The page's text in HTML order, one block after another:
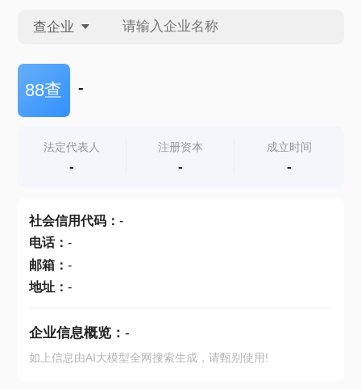
查企业
查企业
查产地
88查 -
法定代表人
-
注册资本
-
成立时间
-
社会信用代码： -
电话： -
邮箱： -
地址： -
企业信息概览： -
如上信息由AI大模型全网搜索生成，请甄别使用!